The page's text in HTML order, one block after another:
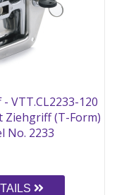
VTT.CL2233-120
Ziehgriff (T-Form)
No. 2233